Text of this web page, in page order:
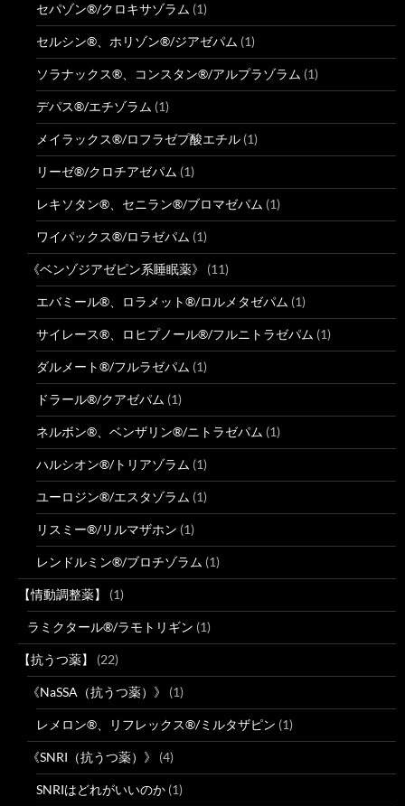
セパゾン®/クロキサゾラム (1)
セルシン®、ホリゾン®/ジアゼパム (1)
ソラナックス®、コンスタン®/アルプラゾラム (1)
デパス®/エチゾラム (1)
メイラックス®/ロフラゼプ酸エチル (1)
リーゼ®/クロチアゼパム (1)
レキソタン®、セニラン®/ブロマゼパム (1)
ワイパックス®/ロラゼパム (1)
《ベンゾジアゼピン系睡眠薬》 (11)
エバミール®、ロラメット®/ロルメタゼパム (1)
サイレース®、ロヒプノール®/フルニトラゼパム (1)
ダルメート®/フルラゼパム (1)
ドラール®/クアゼパム (1)
ネルボン®、ベンザリン®/ニトラゼパム (1)
ハルシオン®/トリアゾラム (1)
ユーロジン®/エスタゾラム (1)
リスミー®/リルマザホン (1)
レンドルミン®/ブロチゾラム (1)
【情動調整薬】 (1)
ラミクタール®/ラモトリギン (1)
【抗うつ薬】 (22)
《NaSSA（抗うつ薬）》 (1)
レメロン®、リフレックス®/ミルタザピン (1)
《SNRI（抗うつ薬）》 (4)
SNRIはどれがいいのか (1)